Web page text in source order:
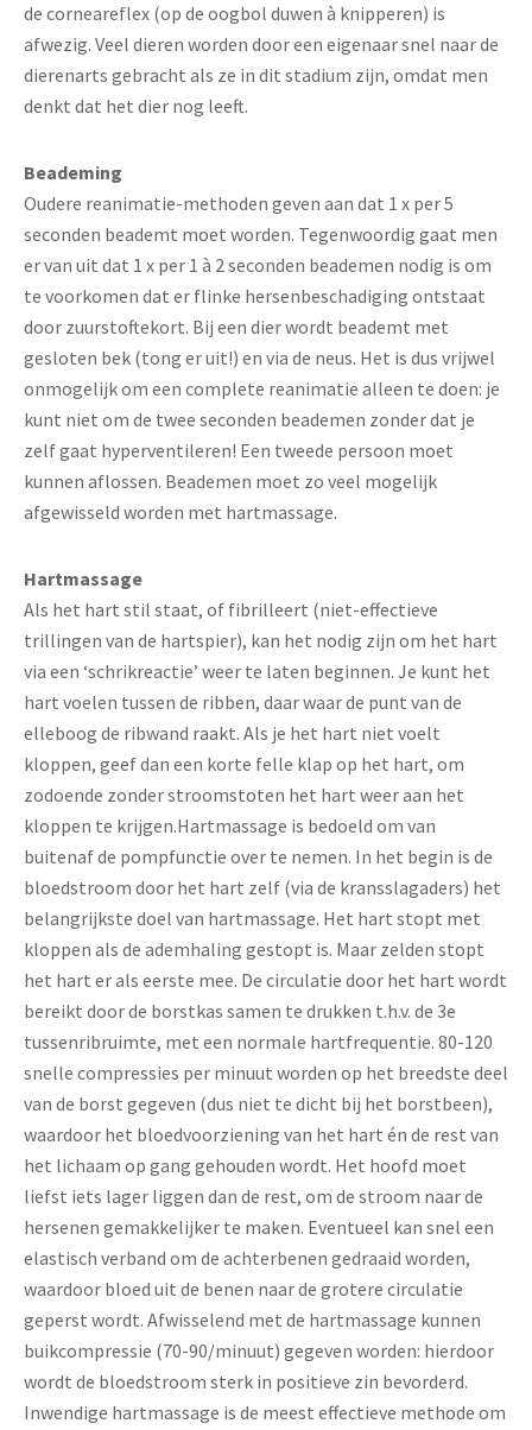
de corneareflex (op de oogbol duwen à knipperen) is
afwezig. Veel dieren worden door een eigenaar snel naar de
dierenarts gebracht als ze in dit stadium zijn, omdat men
denkt dat het dier nog leeft.
Beademing
Oudere reanimatie-methoden geven aan dat 1 x per 5
seconden beademt moet worden. Tegenwoordig gaat men
er van uit dat 1 x per 1 à 2 seconden beademen nodig is om
te voorkomen dat er flinke hersenbeschadiging ontstaat
door zuurstoftekort. Bij een dier wordt beademt met
gesloten bek (tong er uit!) en via de neus. Het is dus vrijwel
onmogelijk om een complete reanimatie alleen te doen: je
kunt niet om de twee seconden beademen zonder dat je
zelf gaat hyperventileren! Een tweede persoon moet
kunnen aflossen. Beademen moet zo veel mogelijk
afgewisseld worden met hartmassage.
Hartmassage
Als het hart stil staat, of fibrilleert (niet-effectieve
trillingen van de hartspier), kan het nodig zijn om het hart
via een ‘schrikreactie’ weer te laten beginnen. Je kunt het
hart voelen tussen de ribben, daar waar de punt van de
elleboog de ribwand raakt. Als je het hart niet voelt
kloppen, geef dan een korte felle klap op het hart, om
zodoende zonder stroomstoten het hart weer aan het
kloppen te krijgen.Hartmassage is bedoeld om van
buitenaf de pompfunctie over te nemen. In het begin is de
bloedstroom door het hart zelf (via de kransslagaders) het
belangrijkste doel van hartmassage. Het hart stopt met
kloppen als de ademhaling gestopt is. Maar zelden stopt
het hart er als eerste mee. De circulatie door het hart wordt
bereikt door de borstkas samen te drukken t.h.v. de 3e
tussenribruimte, met een normale hartfrequentie. 80-120
snelle compressies per minuut worden op het breedste deel
van de borst gegeven (dus niet te dicht bij het borstbeen),
waardoor het bloedvoorziening van het hart én de rest van
het lichaam op gang gehouden wordt. Het hoofd moet
liefst iets lager liggen dan de rest, om de stroom naar de
hersenen gemakkelijker te maken. Eventueel kan snel een
elastisch verband om de achterbenen gedraaid worden,
waardoor bloed uit de benen naar de grotere circulatie
geperst wordt. Afwisselend met de hartmassage kunnen
buikcompressie (70-90/minuut) gegeven worden: hierdoor
wordt de bloedstroom sterk in positieve zin bevorderd.
Inwendige hartmassage is de meest effectieve methode om